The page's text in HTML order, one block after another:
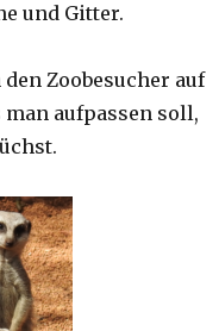
und Gitter.
Zoobesucher auf
aufpassen soll,